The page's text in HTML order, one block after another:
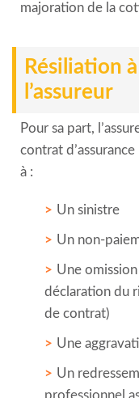
majoration de la
Résiliation
l’assureur
Pour sa part,
contrat
à :
Un sinistre
Un non-
Une
déclaration du
de contrat)
Une
Un
professionnel